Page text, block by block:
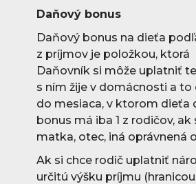
Daňový bonus
Daňový bonus na dieťa
z príjmov je položkou, ktorá
Daňovník si môže uplatniť
s ním žije v domácnosti a
do mesiaca, v ktorom dieťa
bonus má iba 1 z rodičov,
matka, otec, iná oprávnená
Ak si chce rodič uplatniť
určitú výšku príjmu